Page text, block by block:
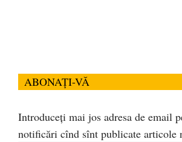
ABONAȚI-VĂ
Introduceți mai jos adresa de email
notificări cînd sînt publicate articole